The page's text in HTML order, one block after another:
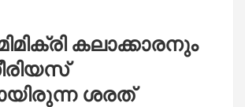
കലാക്കാരനും
ശരത്